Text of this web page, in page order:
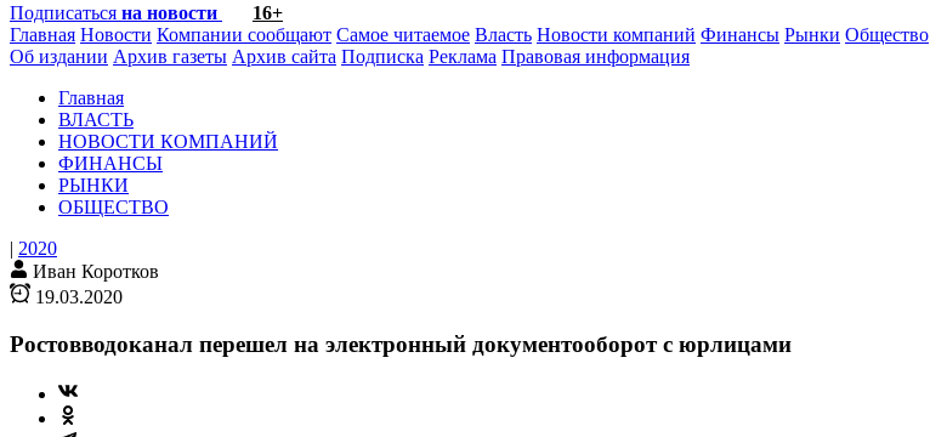
Подписаться на новости
16+
Главная Новости Компании сообщают Самое читаемое Власть Новости компаний Финансы Рынки Общество
Об издании Архив газеты Архив сайта Подписка Реклама Правовая информация
Главная
ВЛАСТЬ
НОВОСТИ КОМПАНИЙ
ФИНАНСЫ
РЫНКИ
ОБЩЕСТВО
| 2020
Иван Коротков
19.03.2020
Ростовводоканал перешел на электронный документооборот с юрлицами